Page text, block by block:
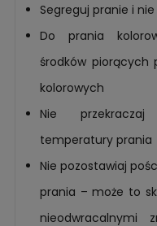
Segreguj pranie i
Do prania
środków piorących
kolorowych
Nie przekraczaj
temperatury prania
Nie pozostawiaj
prania – może to